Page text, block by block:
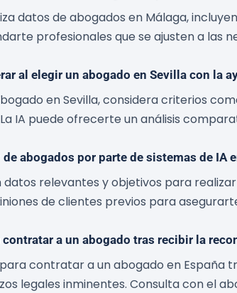
datos de abogados en Málaga,
profesionales que se ajusten a las
al elegir un abogado en Sevilla con la
en Sevilla, considera criterios
IA puede ofrecerte un análisis
abogados por parte de sistemas de IA
datos relevantes y objetivos para
de clientes previos para
a un abogado tras recibir la
contratar a un abogado en
legales inminentes. Consulta con el